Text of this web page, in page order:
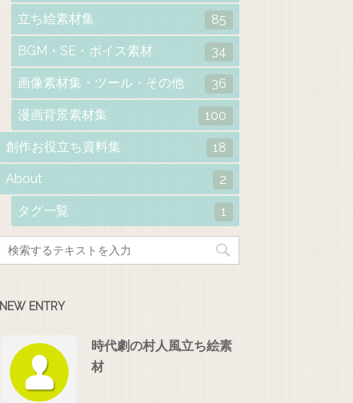
立ち絵素材集 85
BGM・SE・ボイス素材 34
画像素材集・ツール・その他 36
漫画背景素材集 100
創作お役立ち資料集 18
About 2
タグ一覧 1
NEW ENTRY
時代劇の村人風立ち絵素
材